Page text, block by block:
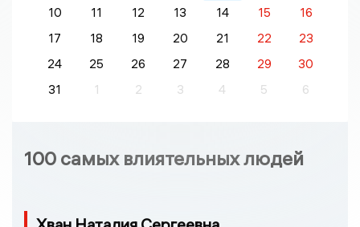
10 11 12 13 14 15
16
17
18 19 20 21 22
23
24
25 26 27 28 29
30
31
1 2 3 4 5 6
100 самых влиятельных людей